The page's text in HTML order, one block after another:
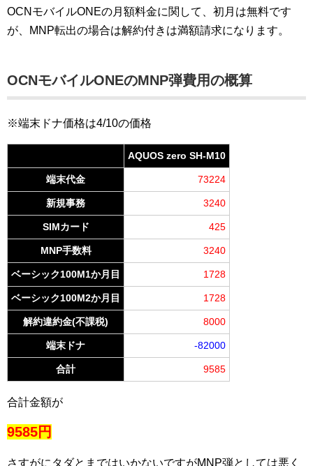
OCNモバイルONEの月額料金に関して、初月は無料です
が、MNP転出の場合は解約付きは満額請求になります。
OCNモバイルONEのMNP弾費用の概算
※端末ドナ価格は4/10の価格
AQUOS zero SH-M10
端末代金 73224
新規事務 3240
SIMカード 425
MNP手数料 3240
ベーシック100M1か月目 1728
ベーシック100M2か月目 1728
解約違約金(不課税) 8000
端末ドナ -82000
合計 9585
合計金額が
9585円
さすがにタダとまではいかないですがMNP弾としては悪く